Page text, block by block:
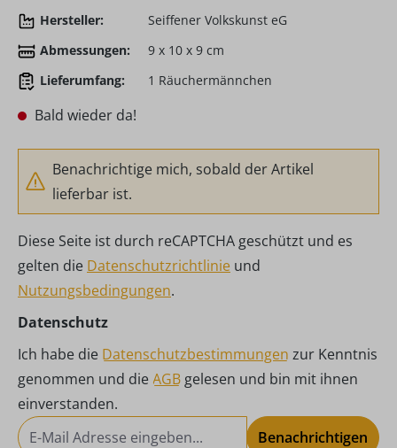
Hersteller:
Seiffener Volkskunst eG
Abmessungen:
9 x 10 x 9 cm
Lieferumfang:
1 Räuchermännchen
Bald wieder da!
Benachrichtige mich, sobald der Artikel
lieferbar ist.
Diese Seite ist durch reCAPTCHA geschützt und es
gelten die Datenschutzrichtlinie und
Nutzungsbedingungen.
Datenschutz
Ich habe die Datenschutzbestimmungen zur Kenntnis
genommen und die AGB gelesen und bin mit ihnen
einverstanden.
Benachrichtigen